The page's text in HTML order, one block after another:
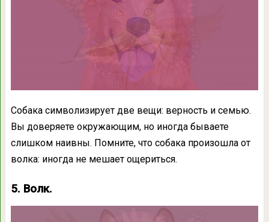
Собака символизирует две вещи: верность и семью.
Вы доверяете окружающим, но иногда бываете
слишком наивны. Помните, что собака произошла от
волка: иногда не мешает ощериться.
5. Волк.